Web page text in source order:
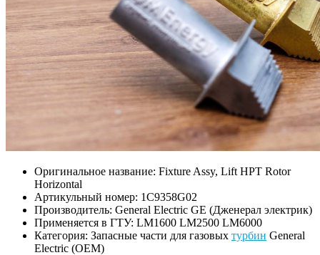
Оригинальное название: Fixture Assy, Lift HPT Rotor
Horizontal
Артикульный номер: 1C9358G02
Производитель: General Electric GE (Дженерал электрик)
Применяется в ГТУ: LM1600 LM2500 LM6000
Категория: Запасные части для газовых турбин General
Electric (OEM)